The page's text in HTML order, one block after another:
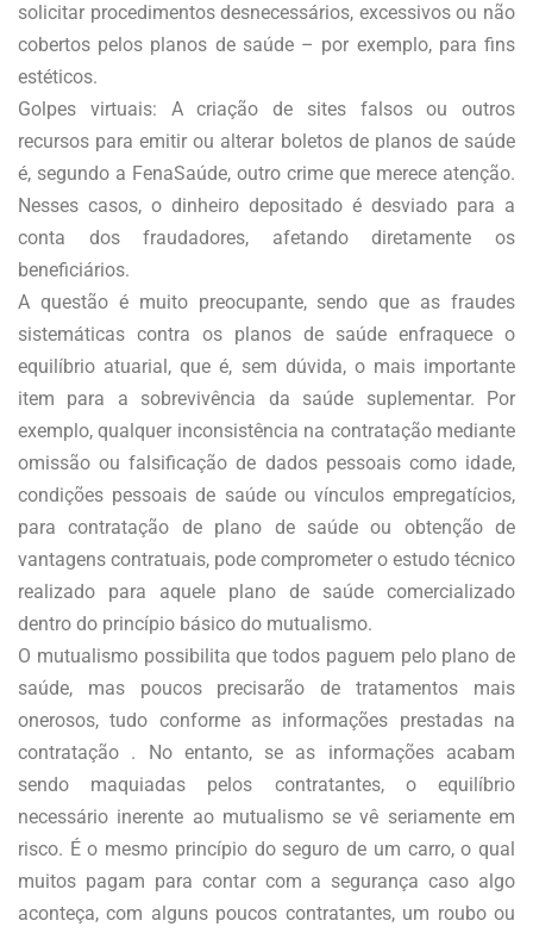
solicitar procedimentos desnecessários, excessivos ou não
cobertos pelos planos de saúde – por exemplo, para fins
estéticos.
Golpes virtuais: A criação de sites falsos ou outros
recursos para emitir ou alterar boletos de planos de saúde
é, segundo a FenaSaúde, outro crime que merece atenção.
Nesses casos, o dinheiro depositado é desviado para a
conta dos fraudadores, afetando diretamente os
beneficiários.
A questão é muito preocupante, sendo que as fraudes
sistemáticas contra os planos de saúde enfraquece o
equilíbrio atuarial, que é, sem dúvida, o mais importante
item para a sobrevivência da saúde suplementar. Por
exemplo, qualquer inconsistência na contratação mediante
omissão ou falsificação de dados pessoais como idade,
condições pessoais de saúde ou vínculos empregatícios,
para contratação de plano de saúde ou obtenção de
vantagens contratuais, pode comprometer o estudo técnico
realizado para aquele plano de saúde comercializado
dentro do princípio básico do mutualismo.
O mutualismo possibilita que todos paguem pelo plano de
saúde, mas poucos precisarão de tratamentos mais
onerosos, tudo conforme as informações prestadas na
contratação . No entanto, se as informações acabam
sendo maquiadas pelos contratantes, o equilíbrio
necessário inerente ao mutualismo se vê seriamente em
risco. É o mesmo princípio do seguro de um carro, o qual
muitos pagam para contar com a segurança caso algo
aconteça, com alguns poucos contratantes, um roubo ou